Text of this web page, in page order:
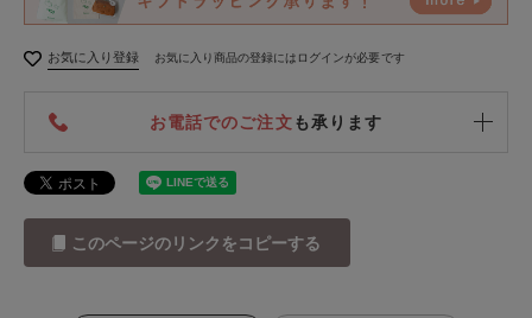
お気に入り登録 お気に入り商品の登録にはログインが必要です
お電話でのご注文も承ります
このページのリンクをコピーする